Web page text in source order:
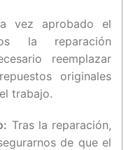
vez aprobado el
la reparación
reemplazar
originales
trabajo.
Tras la reparación,
de que el